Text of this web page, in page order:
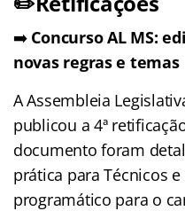
➡️ Concurso AL MS:
novas regras e temas
A Assembleia
publicou a 4ª
documento foram
prática para Técnicos
programático para o